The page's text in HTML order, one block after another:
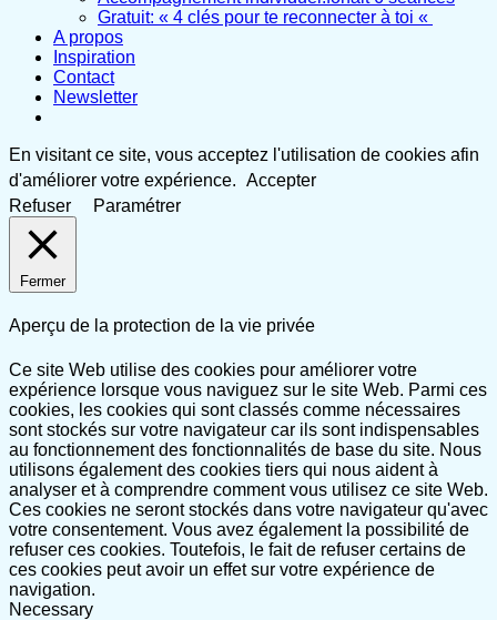
Gratuit: « 4 clés pour te reconnecter à toi «
A propos
Inspiration
Contact
Newsletter
En visitant ce site, vous acceptez l'utilisation de cookies afin
d'améliorer votre expérience. Accepter
Refuser
Paramétrer
Fermer
Aperçu de la protection de la vie privée
Ce site Web utilise des cookies pour améliorer votre
expérience lorsque vous naviguez sur le site Web. Parmi ces
cookies, les cookies qui sont classés comme nécessaires
sont stockés sur votre navigateur car ils sont indispensables
au fonctionnement des fonctionnalités de base du site. Nous
utilisons également des cookies tiers qui nous aident à
analyser et à comprendre comment vous utilisez ce site Web.
Ces cookies ne seront stockés dans votre navigateur qu'avec
votre consentement. Vous avez également la possibilité de
refuser ces cookies. Toutefois, le fait de refuser certains de
ces cookies peut avoir un effet sur votre expérience de
navigation.
Necessary